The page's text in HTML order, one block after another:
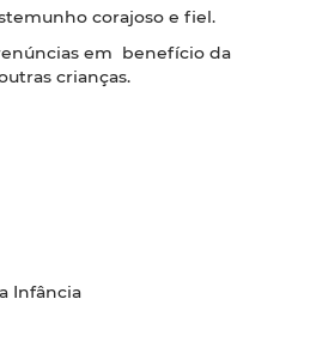
corajoso e fiel.
em benefício da
crianças.
Infância